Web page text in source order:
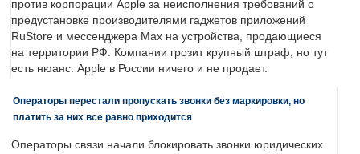
против корпорации Apple за неисполнения требований о
предустановке производителями гаджетов приложений
RuStore и мессенджера Max на устройства, продающиеся
на территории РФ. Компании грозит крупный штраф, но тут
есть нюанс: Apple в России ничего и не продает.
Операторы перестали пропускать звонки без маркировки, но
платить за них все равно приходится
Операторы связи начали блокировать звонки юридических